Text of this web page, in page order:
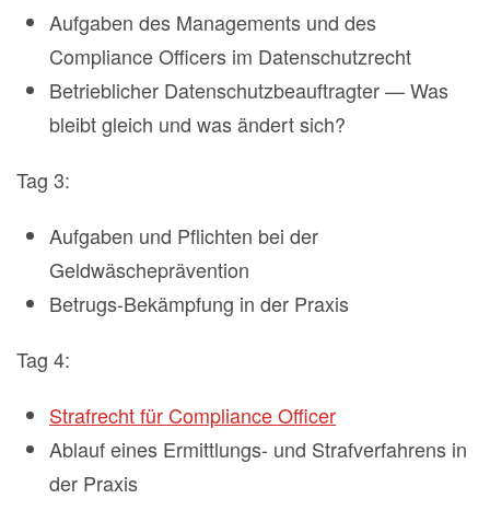
Aufgaben des Managements und des
Compliance Officers im Datenschutzrecht
Betrieblicher Datenschutzbeauftragter — Was
bleibt gleich und was ändert sich?
Tag 3:
Aufgaben und Pflichten bei der
Geldwäscheprävention
Betrugs-Bekämpfung in der Praxis
Tag 4:
Strafrecht für Compliance Officer
Ablauf eines Ermittlungs- und Strafverfahrens in
der Praxis